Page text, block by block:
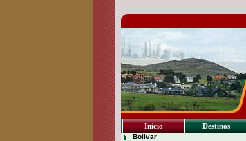
Inicio Destinos
Bolivar